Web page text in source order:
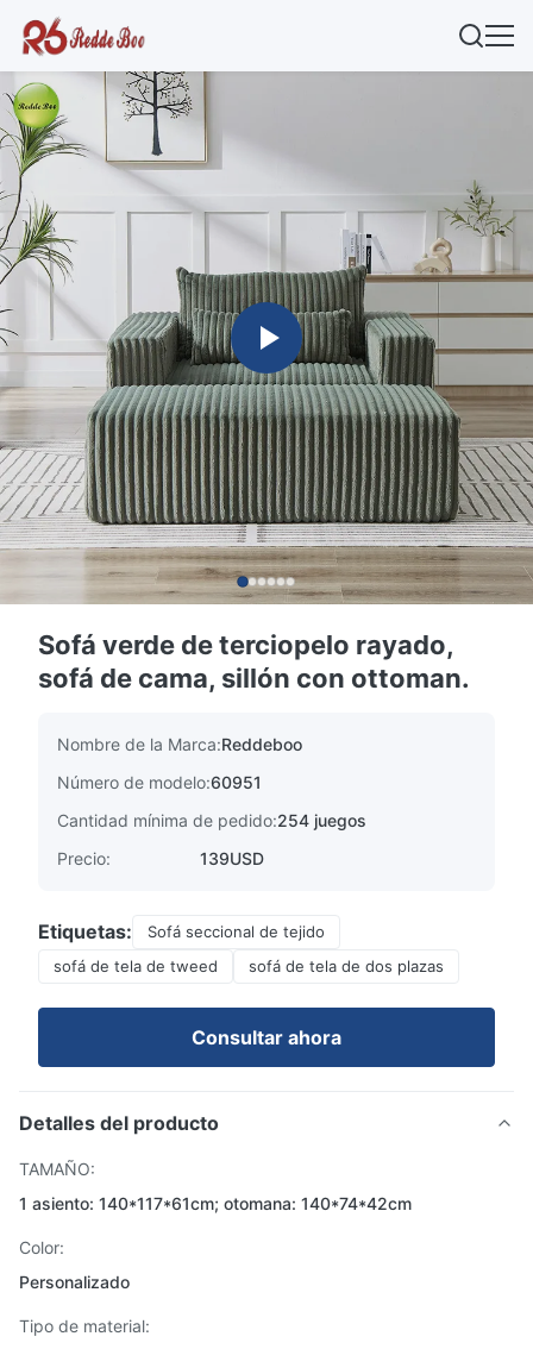
Sofá verde de terciopelo rayado,
sofá de cama, sillón con ottoman.
Nombre de la Marca:Reddeboo
Número de modelo:60951
Cantidad mínima de pedido:254 juegos
Precio:
139USD
Etiquetas:
Sofá seccional de tejido
sofá de tela de tweed
sofá de tela de dos plazas
Consultar ahora
Detalles del producto
TAMAÑO:
1 asiento: 140*117*61cm; otomana: 140*74*42cm
Color:
Personalizado
Tipo de material: